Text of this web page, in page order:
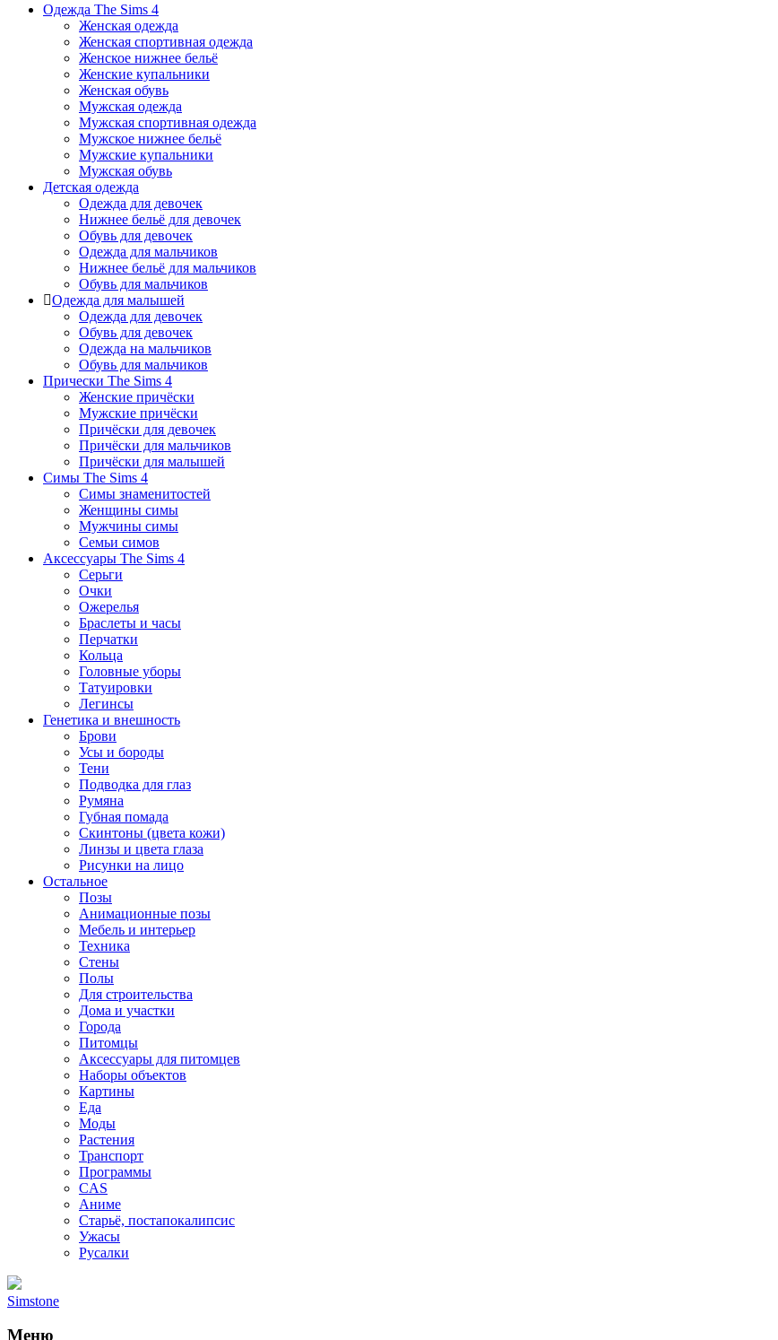
Одежда The Sims 4
Женская одежда
Женская спортивная одежда
Женское нижнее бельё
Женские купальники
Женская обувь
Мужская одежда
Мужская спортивная одежда
Мужское нижнее бельё
Мужские купальники
Мужская обувь
Детская одежда
Одежда для девочек
Нижнее бельё для девочек
Обувь для девочек
Одежда для мальчиков
Нижнее бельё для мальчиков
Обувь для мальчиков
Одежда для малышей
Одежда для девочек
Обувь для девочек
Одежда на мальчиков
Обувь для мальчиков
Прически The Sims 4
Женские причёски
Мужские причёски
Причёски для девочек
Причёски для мальчиков
Причёски для малышей
Симы The Sims 4
Симы знаменитостей
Женщины симы
Мужчины симы
Семьи симов
Аксессуары The Sims 4
Серьги
Очки
Ожерелья
Браслеты и часы
Перчатки
Кольца
Головные уборы
Татуировки
Легинсы
Генетика и внешность
Брови
Усы и бороды
Тени
Подводка для глаз
Румяна
Губная помада
Скинтоны (цвета кожи)
Линзы и цвета глаза
Рисунки на лицо
Остальное
Позы
Анимационные позы
Мебель и интерьер
Техника
Стены
Полы
Для строительства
Дома и участки
Города
Питомцы
Аксессуары для питомцев
Наборы объектов
Картины
Еда
Моды
Растения
Транспорт
Программы
CAS
Аниме
Старьё, постапокалипсис
Ужасы
Русалки
Simstone
Меню